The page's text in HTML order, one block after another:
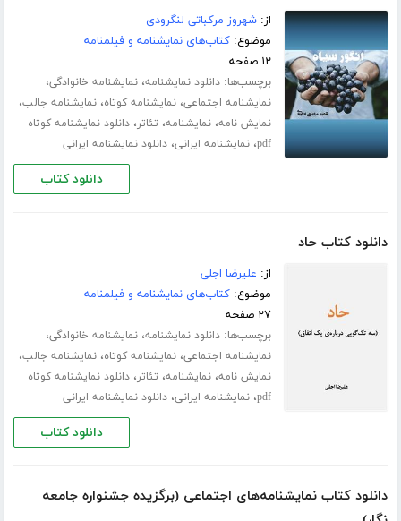
از:شهروز مرکباتی لنگرودی
موضوع:کتاب‌های نمایشنامه و فیلمنامه
۱۲ صفحه
برچسب‌ها:دانلود نمایشنامه،نمایشنامه خانوادگی،
نمایشنامه اجتماعی،نمایشنامه کوتاه،نمایشنامه جالب،
نمایش نامه،نمایشنامه، تئاتر،دانلود نمایشنامه کوتاه
pdf،نمایشنامه ایرانی،دانلود نمایشنامه ایرانی
دانلود کتاب
دانلود کتاب حاد
از: علیرضا اجلی
موضوع:کتاب‌های نمایشنامه و فیلمنامه
۲۷ صفحه
برچسب‌ها:دانلود نمایشنامه،نمایشنامه خانوادگی،
نمایشنامه اجتماعی،نمایشنامه کوتاه،نمایشنامه جالب،
نمایش نامه،نمایشنامه، تئاتر،دانلود نمایشنامه کوتاه
pdf،نمایشنامه ایرانی،دانلود نمایشنامه ایرانی
دانلود کتاب
دانلود کتاب نمایشنامه‌های اجتماعی (برگزیده جشنواره جامعه